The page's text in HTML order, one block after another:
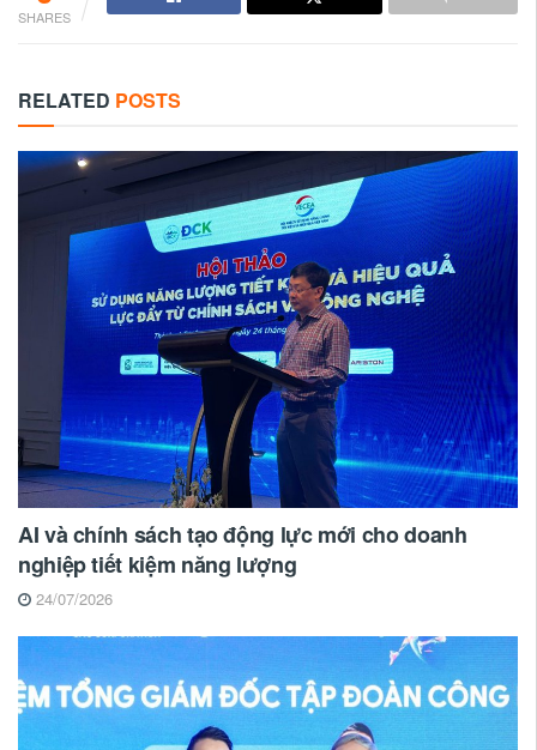
SHARES
RELATED POSTS
AI và chính sách tạo động lực mới cho doanh
nghiệp tiết kiệm năng lượng
24/07/2026